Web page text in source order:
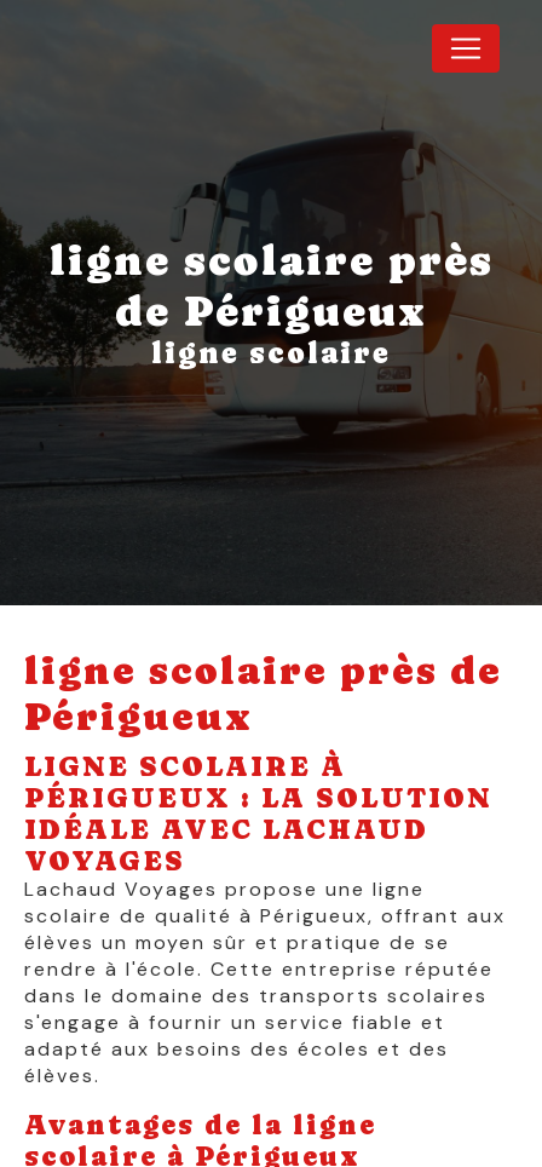
ligne scolaire près
de Périgueux
ligne scolaire
ligne scolaire près de
Périgueux
LIGNE SCOLAIRE À
PÉRIGUEUX : LA SOLUTION
IDÉALE AVEC LACHAUD
VOYAGES
Lachaud Voyages propose une ligne
scolaire de qualité à Périgueux, offrant aux
élèves un moyen sûr et pratique de se
rendre à l'école. Cette entreprise réputée
dans le domaine des transports scolaires
s'engage à fournir un service fiable et
adapté aux besoins des écoles et des
élèves.
Avantages de la ligne
scolaire à Périgueux